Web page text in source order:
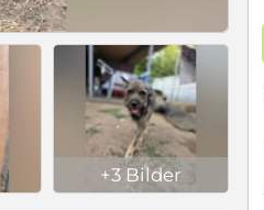
+3 Bilder